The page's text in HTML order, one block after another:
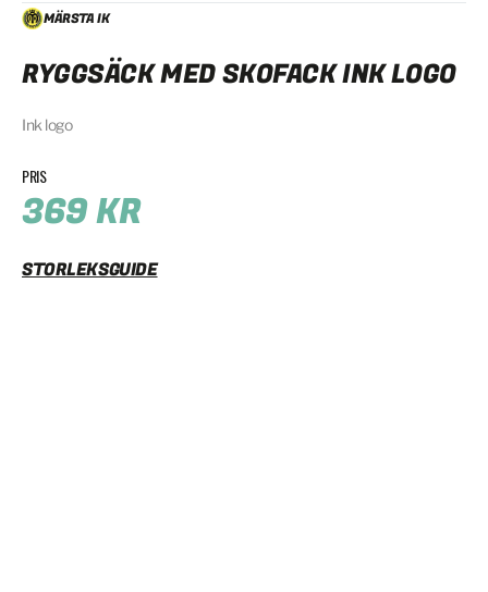
MÄRSTA IK
RYGGSÄCK MED SKOFACK INK LOGO
Ink logo
369KR
STORLEKSGUIDE